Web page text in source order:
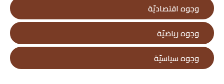
وجوه اقتصاديّة
وجوه رياضيّة
وجوه سياسيّة